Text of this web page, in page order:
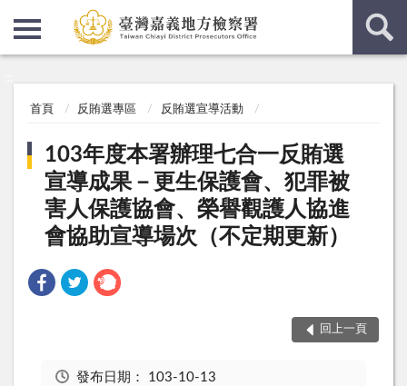
首頁 反賄選專區 反賄選宣導活動
103年度本署辦理七合一反賄選
宣導成果－更生保護會、犯罪被
害人保護協會、榮譽觀護人協進
會協助宣導場次（不定期更新）
回上一頁
發布日期： 103-10-13